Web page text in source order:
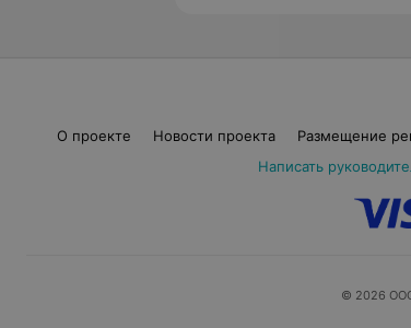
О проекте Новости проекта Размещение
Написать
© 2026